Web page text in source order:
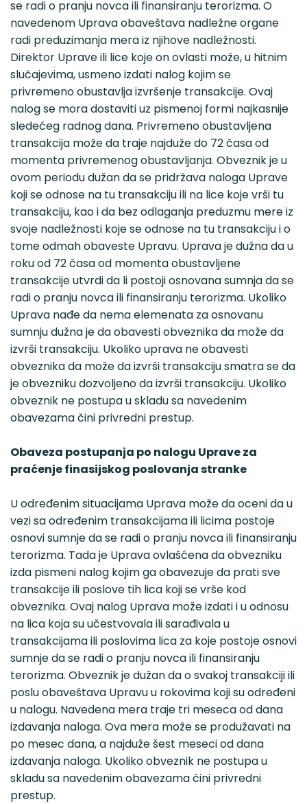
se radi o pranju novca ili finansiranju terorizma. O
navedenom Uprava obaveštava nadležne organe
radi preduzimanja mera iz njihove nadležnosti.
Direktor Uprave ili lice koje on ovlasti može, u hitnim
slučajevima, usmeno izdati nalog kojim se
privremeno obustavlja izvršenje transakcije. Ovaj
nalog se mora dostaviti uz pismenoj formi najkasnije
sledećeg radnog dana. Privremeno obustavljena
transakcija može da traje najduže do 72 časa od
momenta privremenog obustavljanja. Obveznik je u
ovom periodu dužan da se pridržava naloga Uprave
koji se odnose na tu transakciju ili na lice koje vrši tu
transakciju, kao i da bez odlaganja preduzmu mere iz
svoje nadležnosti koje se odnose na tu transakciju i o
tome odmah obaveste Upravu. Uprava je dužna da u
roku od 72 časa od momenta obustavljene
transakcije utvrdi da li postoji osnovana sumnja da se
radi o pranju novca ili finansiranju terorizma. Ukoliko
Uprava nađe da nema elemenata za osnovanu
sumnju dužna je da obavesti obveznika da može da
izvrši transakciju. Ukoliko uprava ne obavesti
obveznika da može da izvrši transakciju smatra se da
je obvezniku dozvoljeno da izvrši transakciju. Ukoliko
obveznik ne postupa u skladu sa navedenim
obavezama čini privredni prestup.
Obaveza postupanja po nalogu Uprave za
praćenje finasijskog poslovanja stranke
U određenim situacijama Uprava može da oceni da u
vezi sa određenim transakcijama ili licima postoje
osnovi sumnje da se radi o pranju novca ili finansiranju
terorizma. Tada je Uprava ovlašćena da obvezniku
izda pismeni nalog kojim ga obavezuje da prati sve
transakcije ili poslove tih lica koji se vrše kod
obveznika. Ovaj nalog Uprava može izdati i u odnosu
na lica koja su učestvovala ili sarađivala u
transakcijama ili poslovima lica za koje postoje osnovi
sumnje da se radi o pranju novca ili finansiranju
terorizma. Obveznik je dužan da o svakoj transakciji ili
poslu obaveštava Upravu u rokovima koji su određeni
u nalogu. Navedena mera traje tri meseca od dana
izdavanja naloga. Ova mera može se produžavati na
po mesec dana, a najduže šest meseci od dana
izdavanja naloga. Ukoliko obveznik ne postupa u
skladu sa navedenim obavezama čini privredni
prestup.